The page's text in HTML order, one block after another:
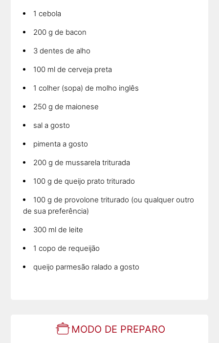
1 cebola
200 g de bacon
3 dentes de alho
100 ml de cerveja preta
1 colher (sopa) de molho inglês
250 g de maionese
sal a gosto
pimenta a gosto
200 g de mussarela triturada
100 g de queijo prato triturado
100 g de provolone triturado (ou qualquer outro
de sua preferência)
300 ml de leite
1 copo de requeijão
queijo parmesão ralado a gosto
MODO DE PREPARO